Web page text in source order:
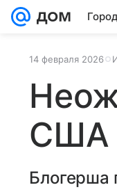
14 февраля 2026
США
Блогерша